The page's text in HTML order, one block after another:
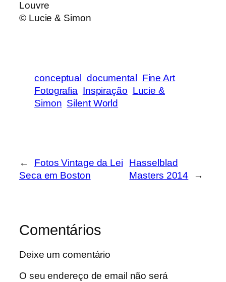
Louvre
© Lucie & Simon
conceptual documental Fine Art
Fotografia Inspiração Lucie &
Simon Silent World
←
Fotos Vintage da Lei
Seca em Boston
Hasselblad
Masters 2014
→
Comentários
Deixe um comentário
O seu endereço de email não será